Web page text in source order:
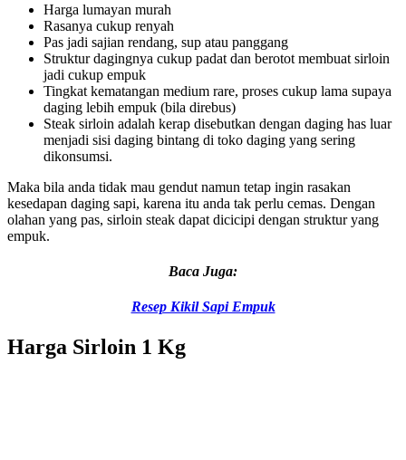
Harga lumayan murah
Rasanya cukup renyah
Pas jadi sajian rendang, sup atau panggang
Struktur dagingnya cukup padat dan berotot membuat sirloin
jadi cukup empuk
Tingkat kematangan medium rare, proses cukup lama supaya
daging lebih empuk (bila direbus)
Steak sirloin adalah kerap disebutkan dengan daging has luar
menjadi sisi daging bintang di toko daging yang sering
dikonsumsi.
Maka bila anda tidak mau gendut namun tetap ingin rasakan
kesedapan daging sapi, karena itu anda tak perlu cemas. Dengan
olahan yang pas, sirloin steak dapat dicicipi dengan struktur yang
empuk.
Baca Juga:
Resep Kikil Sapi Empuk
Harga Sirloin 1 Kg